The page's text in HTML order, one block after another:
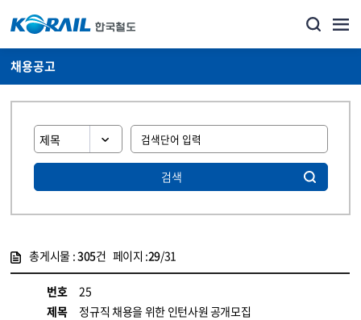
채용공고
검색
총게시물 :305건 페이지 :29/31
번호
25
제목
정규직 채용을 위한 인턴사원 공개모집